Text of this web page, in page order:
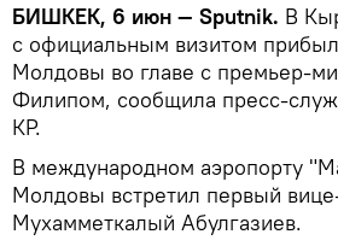
БИШКЕК, 6 июн — Sputnik. В
с официальным визитом
Молдовы во главе с премьер-
Филипом, сообщила пресс-
КР.
В международном аэропорту
Молдовы встретил первый
Мухамметкалый Абулгазиев.